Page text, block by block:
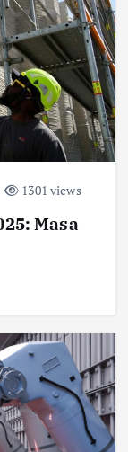
1301 views
Masa